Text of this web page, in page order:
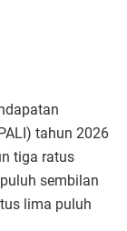
tahun 2026
tiga ratus
sembilan
lima puluh